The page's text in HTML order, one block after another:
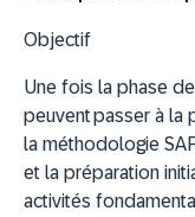
Objectif
Une fois la phase
peuvent passer à la
la méthodologie
et la préparation
activités